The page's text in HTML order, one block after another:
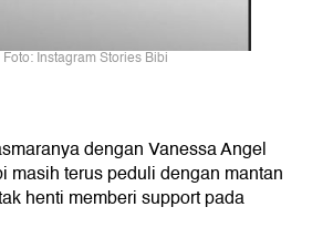
Foto: Instagram Stories Bibi
dengan Vanessa Angel
masih terus peduli dengan mantan
henti memberi support pada